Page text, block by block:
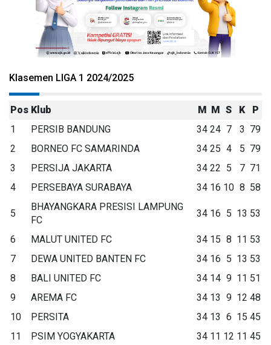
Klasemen LIGA 1 2024/2025
Pos Klub M M S K
P
1
PERSIB BANDUNG 34 24 7 3 79
2
BORNEO FC SAMARINDA 34 25 4 5 79
3
PERSIJA JAKARTA 34 22 5 7 71
4
PERSEBAYA SURABAYA 34 16 10 8 58
5
BHAYANGKARA PRESISI LAMPUNG
FC
34 16 5 13 53
6 MALUT UNITED FC 34 15 8 11 53
7
DEWA UNITED BANTEN FC 34 16 5 13 53
8
BALI UNITED FC 34 14 9 11 51
9
AREMA FC 34 13 9 12 48
10
PERSITA 34 13 6 15 45
11
PSIM YOGYAKARTA 34 11 12 11 45